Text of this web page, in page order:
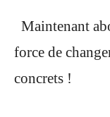
Maintenant
force de
concrets !